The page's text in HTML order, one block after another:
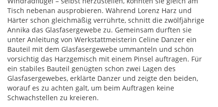
Tisch nebenan ausprobieren. Während Lorenz Harz und
Härter schon gleichmäßig verrührte, schnitt die zwölfjährige
Annika das Glasfasergewebe zu. Gemeinsam durften sie
unter Anleitung von Werkstattmeisterin Celine Danzer ein
Bauteil mit dem Glasfasergewebe ummanteln und schön
vorsichtig das Harzgemisch mit einem Pinsel auftragen. Für
ein stabiles Bauteil genügten schon zwei Lagen des
Glasfasergewebes, erklärte Danzer und zeigte den beiden,
worauf es zu achten galt, um beim Auftragen keine
Schwachstellen zu kreieren.